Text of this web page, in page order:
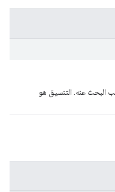
البحث عنه. التنسيق هو